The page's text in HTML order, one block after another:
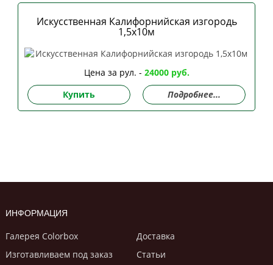
Искусственная Калифорнийская изгородь
1,5х10м
Цена за рул. - 24000 руб.
Купить
Подробнее...
ИНФОРМАЦИЯ
Галерея Colorbox
Доставка
Изготавливаем под заказ
Статьи